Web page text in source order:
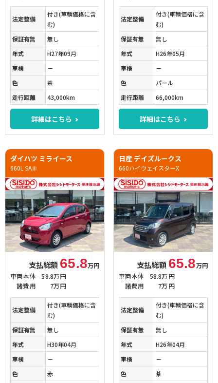
法定整備
付き(車輌価格に含
む)
保証有無
無し
年式
H27年09月
車検
－
色
茶
走行距離
43,000km
詳細はこちら
法定整備
付き(車輌価格に含
む)
保証有無
無し
年式
H26年05月
車検
－
色
パール
走行距離
66,000km
詳細はこちら
ダイハツ ミライース
660L SAⅢ
支払総額 65.8万円
車両本体
58.8万円
諸費用
7万円
法定整備
付き(車輌価格に含
む)
保証有無
無し
年式
H30年04月
車検
－
色
赤
日産 デイズルークス
660ハイウェイスターX
支払総額 65.8万円
車両本体
58.8万円
諸費用
7万円
法定整備
付き(車輌価格に含
む)
保証有無
無し
年式
H26年04月
車検
－
色
茶